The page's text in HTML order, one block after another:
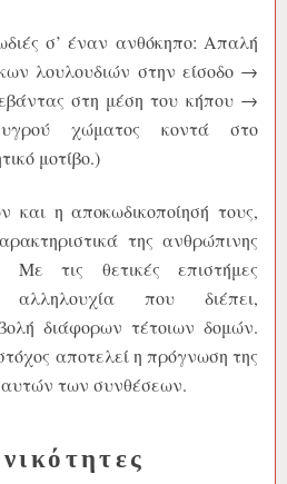
σ’ έναν ανθόκηπο: Απαλή
λουλουδιών στην είσοδο →
στη μέση του κήπου →
χώματος κοντά στο
μοτίβο.)
και η αποκωδικοποίησή τους,
της ανθρώπινης
Με τις θετικές επιστήμες
αλληλουχία που διέπει,
διάφορων τέτοιων δομών.
αποτελεί η πρόγνωση της
αυτών των συνθέσεων.